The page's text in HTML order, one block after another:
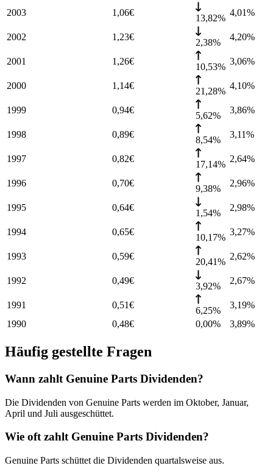
2003 1,06€
13,82%
4,01%
2002 1,23€
2,38%
4,20%
2001 1,26€
10,53%
3,06%
2000 1,14€
21,28%
4,10%
1999 0,94€
5,62%
3,86%
1998 0,89€
8,54%
3,11%
1997 0,82€
17,14%
2,64%
1996 0,70€
9,38%
2,96%
1995 0,64€
1,54%
2,98%
1994 0,65€
10,17%
3,27%
1993 0,59€
20,41%
2,62%
1992 0,49€
3,92%
2,67%
1991 0,51€
6,25%
3,19%
1990
0,48€ 0,00% 3,89%
Häufig gestellte Fragen
Wann zahlt Genuine Parts Dividenden?
Die Dividenden von Genuine Parts werden im Oktober, Januar,
April und Juli ausgeschüttet.
Wie oft zahlt Genuine Parts Dividenden?
Genuine Parts schüttet die Dividenden quartalsweise aus.